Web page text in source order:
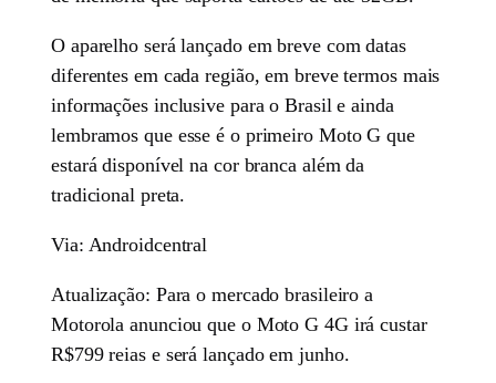
O aparelho será lançado em breve com datas
diferentes em cada região, em breve termos mais
informações inclusive para o Brasil e ainda
lembramos que esse é o primeiro Moto G que
estará disponível na cor branca além da
tradicional preta.
Via: Androidcentral
Atualização: Para o mercado brasileiro a
Motorola anunciou que o Moto G 4G irá custar
R$799 reias e será lançado em junho.